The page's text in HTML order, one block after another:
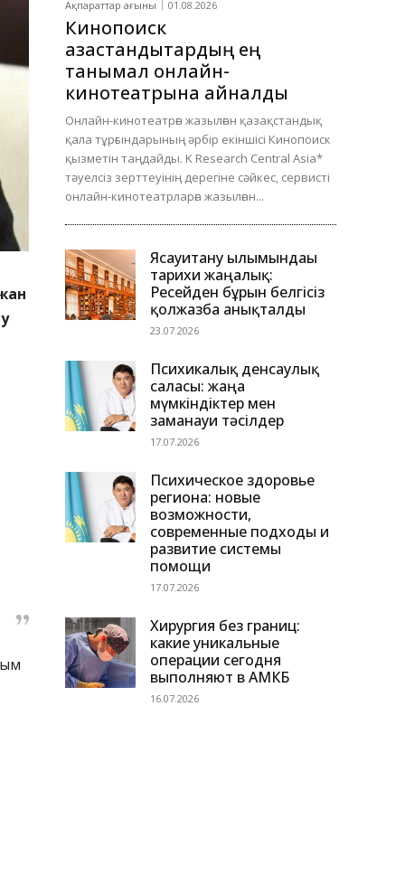
Ақпараттар ағыны 01.08.2026
Кинопоиск
қазақстандықтардың ең
танымал онлайн-
кинотеатрына айналды
Онлайн-кинотеатрға жазылған қазақстандық
қала тұрғындарының әрбір екіншісі Кинопоиск
қызметін таңдайды. K Research Central Asia*
тәуелсіз зерттеуінің дерегіне сәйкес, сервисті
онлайн-кинотеатрларға жазылған...
Ясауитану ғылымындағы
тарихи жаңалық:
Ресейден бұрын белгісіз
қолжазба анықталды
23.07.2026
Психикалық денсаулық
саласы: жаңа
мүмкіндіктер мен
заманауи тәсілдер
17.07.2026
Психическое здоровье
региона: новые
возможности,
современные подходы и
развитие системы
помощи
17.07.2026
Хирургия без границ:
какие уникальные
операции сегодня
выполняют в АМКБ
16.07.2026